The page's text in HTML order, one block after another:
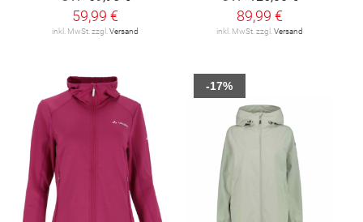
59,99 €
inkl. MwSt. zzgl. Versand
89,99 €
inkl. MwSt. zzgl. Versand
-17%